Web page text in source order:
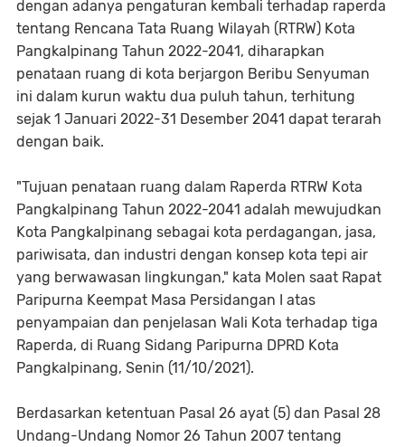
dengan adanya pengaturan kembali terhadap raperda
tentang Rencana Tata Ruang Wilayah (RTRW) Kota
Pangkalpinang Tahun 2022-2041, diharapkan
penataan ruang di kota berjargon Beribu Senyuman
ini dalam kurun waktu dua puluh tahun, terhitung
sejak 1 Januari 2022-31 Desember 2041 dapat terarah
dengan baik.
"Tujuan penataan ruang dalam Raperda RTRW Kota
Pangkalpinang Tahun 2022-2041 adalah mewujudkan
Kota Pangkalpinang sebagai kota perdagangan, jasa,
pariwisata, dan industri dengan konsep kota tepi air
yang berwawasan lingkungan," kata Molen saat Rapat
Paripurna Keempat Masa Persidangan I atas
penyampaian dan penjelasan Wali Kota terhadap tiga
Raperda, di Ruang Sidang Paripurna DPRD Kota
Pangkalpinang, Senin (11/10/2021).
Berdasarkan ketentuan Pasal 26 ayat (5) dan Pasal 28
Undang-Undang Nomor 26 Tahun 2007 tentang